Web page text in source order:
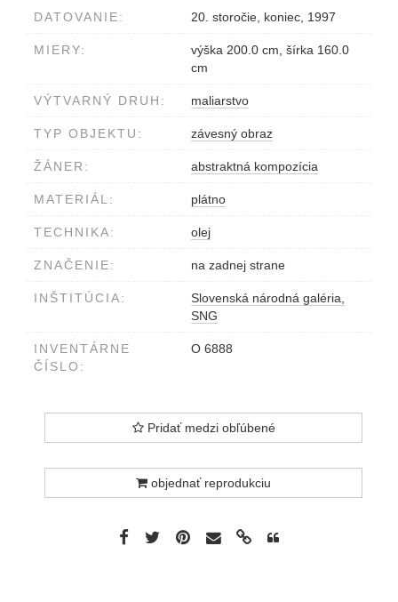
DATOVANIE: 20. storočie, koniec, 1997
MIERY:
výška 200.0 cm, šírka 160.0
cm
VÝTVARNÝ DRUH: maliarstvo
TYP OBJEKTU: závesný obraz
ŽÁNER: abstraktná kompozícia
MATERIÁL: plátno
TECHNIKA: olej
ZNAČENIE: na zadnej strane
INŠTITÚCIA:
Slovenská národná galéria,
SNG
INVENTÁRNE
ČÍSLO:
O 6888
Pridať medzi obľúbené
objednať reprodukciu